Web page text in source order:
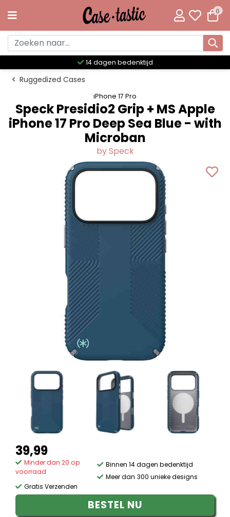
0
Ruggedized Cases
iPhone 17 Pro
Speck Presidio2 Grip + MS Apple
iPhone 17 Pro Deep Sea Blue - with
Microban
by Speck
39,99
Minder dan 20 op
voorraad
Gratis Verzenden
Binnen 14 dagen bedenktijd
Meer dan 300 unieke designs
BESTEL NU